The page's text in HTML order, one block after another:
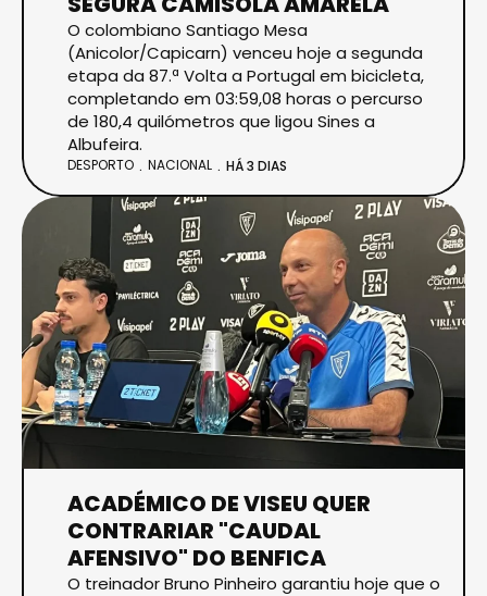
O colombiano Santiago Mesa
(Anicolor/Capicarn) venceu hoje a segunda
etapa da 87.ª Volta a Portugal em bicicleta,
completando em 03:59,08 horas o percurso
de 180,4 quilómetros que ligou Sines a
Albufeira.
DESPORTO NACIONAL HÁ 3 DIAS
ACADÉMICO DE VISEU QUER
CONTRARIAR "CAUDAL
AFENSIVO" DO BENFICA
O treinador Bruno Pinheiro garantiu hoje que o